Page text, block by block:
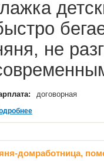
не
договорная
домработница,